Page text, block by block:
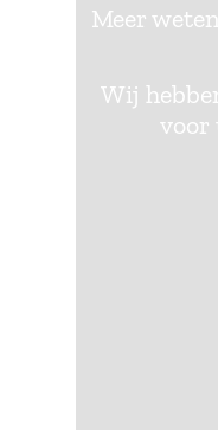
Meer
Wij
voor